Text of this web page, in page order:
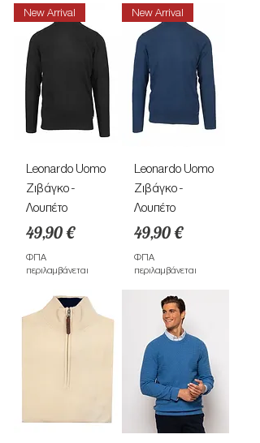
New Arrival
Leonardo Uomo
Ζιβάγκο -
Λουπέτο
Τιμή
49,90 €
ΦΠΑ
περιλαμβάνεται
New Arrival
Leonardo Uomo
Ζιβάγκο -
Λουπέτο
Τιμή
49,90 €
ΦΠΑ
περιλαμβάνεται